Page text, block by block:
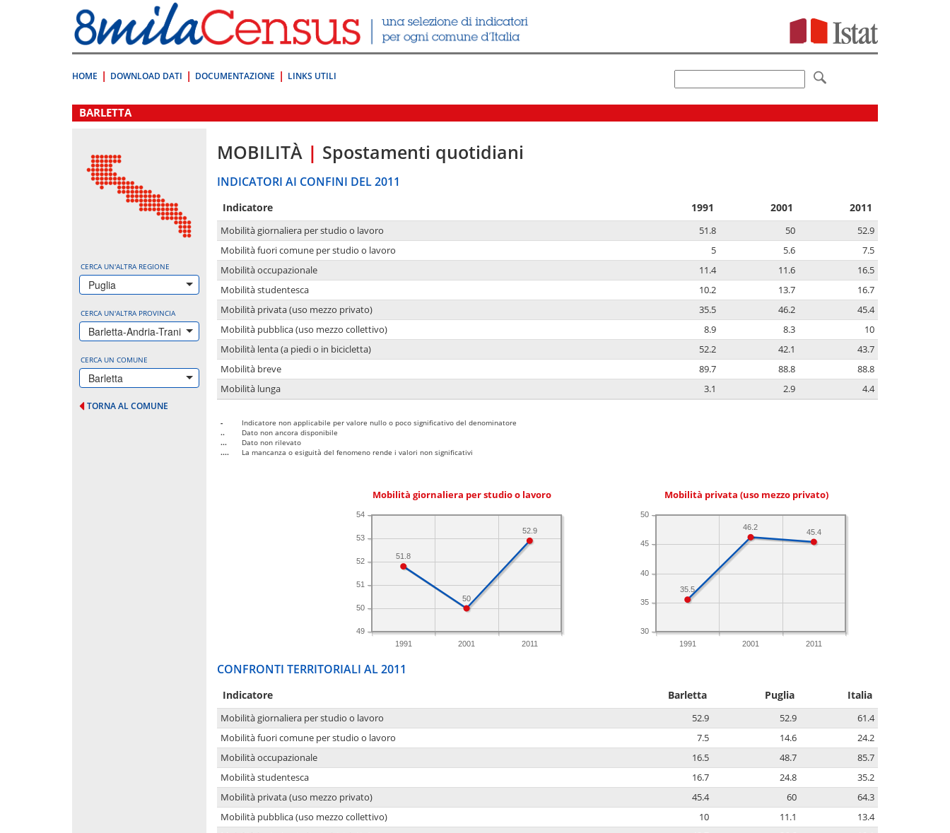
direttamente
a:
Contenuto
HOME DOWNLOAD DATI DOCUMENTAZIONE LINKS UTILI
.
BARLETTA
CERCA UN'ALTRA REGIONE
Puglia
CERCA UN'ALTRA PROVINCIA
Barletta-Andria-Trani
CERCA UN COMUNE
Barletta
TORNA AL COMUNE
MOBILITÀ | Spostamenti quotidiani
INDICATORI AI CONFINI DEL 2011
Indicatore 1991 2001 2011
Mobilità giornaliera per studio o lavoro 51.8 50
52.9
Mobilità fuori comune per studio o lavoro
5 5.6
7.5
Mobilità occupazionale
11.4 11.6
16.5
Mobilità studentesca
10.2 13.7
16.7
Mobilità privata (uso mezzo privato)
35.5 46.2
45.4
Mobilità pubblica (uso mezzo collettivo)
8.9 8.3
10
Mobilità lenta (a piedi o in bicicletta)
52.2 42.1
43.7
Mobilità breve
89.7 88.8
88.8
Mobilità lunga
3.1 2.9 4.4
-
Indicatore non applicabile per valore nullo o poco significativo del denominatore
..
Dato non ancora disponibile
...
Dato non rilevato
....
La mancanza o esiguità del fenomeno rende i valori non significativi
Mobilità giornaliera per studio o lavoro
1991 2001 2011
49
50
51
52
53
54
52.9
50
51.8
Mobilità privata (uso mezzo privato)
1991 2001 2011
30
35
40
45
50
45.4
46.2
35.5
CONFRONTI TERRITORIALI AL 2011
Indicatore Barletta Puglia Italia
Mobilità giornaliera per studio o lavoro 52.9 52.9
61.4
Mobilità fuori comune per studio o lavoro
7.5 14.6
24.2
Mobilità occupazionale
16.5 48.7
85.7
Mobilità studentesca
16.7 24.8
35.2
Mobilità privata (uso mezzo privato)
45.4 60
64.3
Mobilità pubblica (uso mezzo collettivo)
10 11.1
13.4